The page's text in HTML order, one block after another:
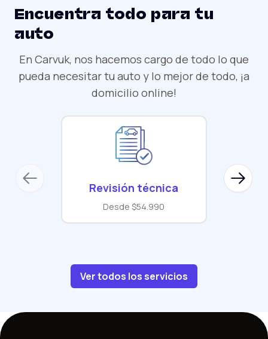
Encuentra todo para tu
auto
En Carvuk, nos hacemos cargo de todo lo que
pueda necesitar tu auto y lo mejor de todo, ¡a
domicilio online!
Revisión técnica
Desde $54.990
Previous slide Next
Ver todos los servicios